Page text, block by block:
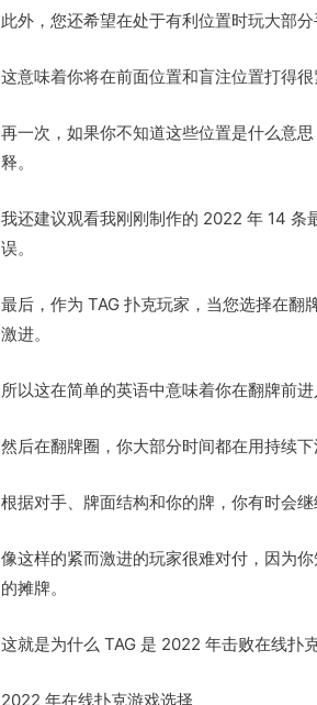
此外，您还希望在处于有利位置时玩大部分
这意味着你将在前面位置和盲注位置打得
再一次，如果你不知道这些位置是什么意
释。
我还建议观看我刚刚制作的 2022 年 14 条
误。
最后，作为 TAG 扑克玩家，当您选择在翻
激进。
所以这在简单的英语中意味着你在翻牌前
然后在翻牌圈，你大部分时间都在用持续下
根据对手、牌面结构和你的牌，你有时会继
像这样的紧而激进的玩家很难对付，因为
的摊牌。
这就是为什么 TAG 是 2022 年击败在线扑
2022 年在线扑克游戏选择